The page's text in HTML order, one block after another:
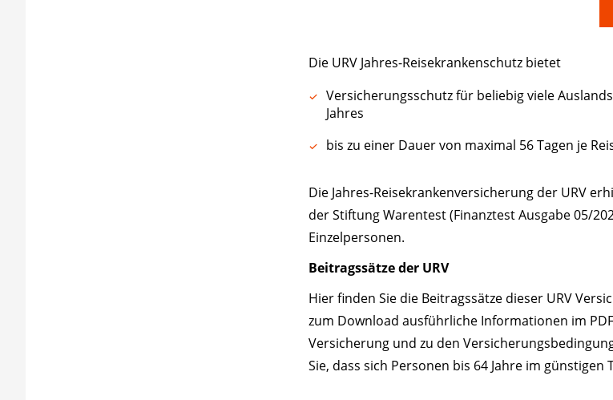
Die URV Jahres-Reise­krankenschutz bietet
Versicherungsschutz für beliebig viele
Jahres
bis zu einer Dauer von maximal 56 Tagen je
Die Jahres-Reisekrankenversicherung der URV
der Stiftung Warentest (Finanztest Ausgabe 05/
Einzelpersonen.
Beitragssätze der URV
Hier finden Sie die Beitragssätze dieser URV
zum Download ausführliche Informationen im
Versicherung und zu den
Sie, dass sich Personen bis 64 Jahre im